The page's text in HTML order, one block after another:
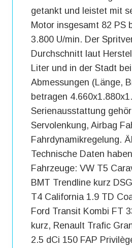
getankt und leistet mit
Motor insgesamt 82 PS
3.800 U/min. Der
Durchschnitt laut
Liter und in der Stadt
Abmessungen (Länge,
betragen
Serienausstattung
Servolenkung, Airbag
Fahrdynamikregelung.
Technische Daten
Fahrzeuge: VW T5
BMT Trendline kurz
T4 California 1.9 TD
Ford Transit Kombi FT
kurz, Renault Trafic
2.5 dCi 150 FAP